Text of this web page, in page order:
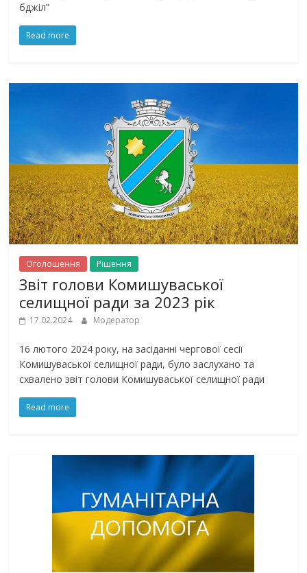
бджіл”
Read more
Оголошення Рішення
Звіт голови Комишуваської
селищної ради за 2023 рік
17.02.2024 Модератор
16 лютого 2024 року, на засіданні чергової сесії
Комишуваської селищної ради, було заслухано та
схвалено звіт голови Комишуваської селищної ради
Read more